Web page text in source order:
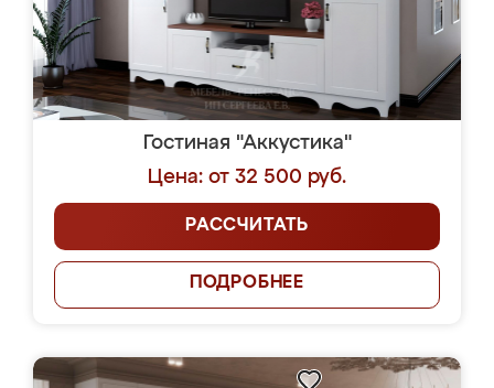
Гостиная "Аккустика"
Цена: от 32 500 руб.
РАССЧИТАТЬ
ПОДРОБНЕЕ